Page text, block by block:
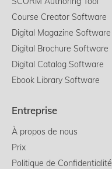
Course Creator Software
Digital Magazine Software
Digital Brochure Software
Digital Catalog Software
Ebook Library Software
Entreprise
À propos de nous
Prix
Politique de Confidentialité